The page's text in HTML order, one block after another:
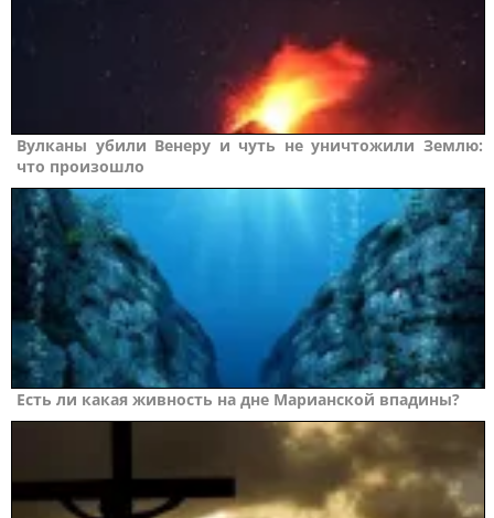
Вулканы убили Венеру и чуть не уничтожили Землю:
что произошло
Есть ли какая живность на дне Марианской впадины?